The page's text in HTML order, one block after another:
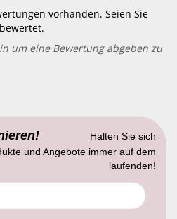
vorhanden. Seien Sie
um eine Bewertung abgeben zu
Halten Sie sich
und Angebote immer auf dem
laufenden!